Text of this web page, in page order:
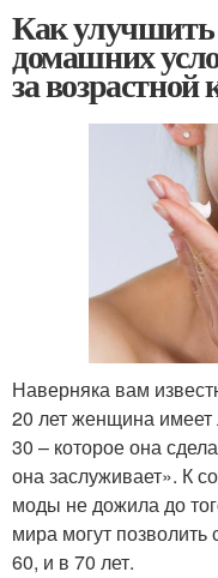
Как улучшить
домашних
за возрастной
Наверняка вам
20 лет женщина имеет
30 – которое она
она заслуживает». К
моды не дожила до
мира могут позволить
60, и в 70 лет.